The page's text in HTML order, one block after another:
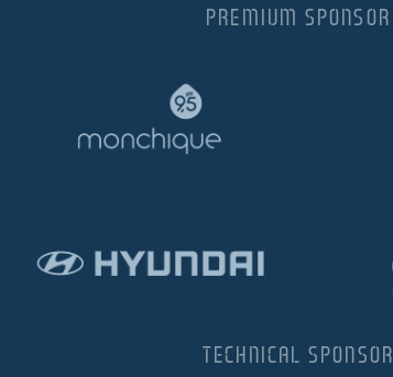
PREMIUM SPONSOR
TECHNICAL SPONSOR